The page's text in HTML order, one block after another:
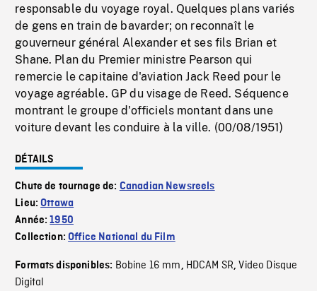
responsable du voyage royal. Quelques plans variés
de gens en train de bavarder; on reconnaît le
gouverneur général Alexander et ses fils Brian et
Shane. Plan du Premier ministre Pearson qui
remercie le capitaine d'aviation Jack Reed pour le
voyage agréable. GP du visage de Reed. Séquence
montrant le groupe d'officiels montant dans une
voiture devant les conduire à la ville. (00/08/1951)
DÉTAILS
Chute de tournage de: Canadian Newsreels
Lieu:Ottawa
Année:1950
Collection:Office National du Film
Formats disponibles: Bobine 16 mm, HDCAM SR,Video Disque
Digital